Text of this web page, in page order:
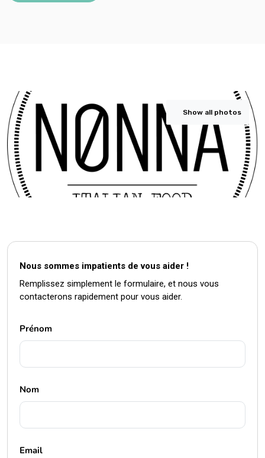
Show all photos
Nous sommes impatients de vous aider !
Remplissez simplement le formulaire, et nous vous
contacterons rapidement pour vous aider.
Prénom
Nom
Email